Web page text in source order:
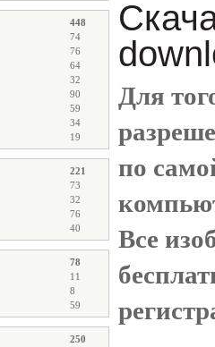
448
74
76
64
32
90
59
34
19
221
73
32
76
40
78
11
8
59
250
Для
по
Все